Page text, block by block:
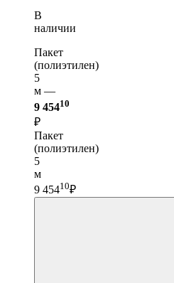
В
наличии
Пакет
(полиэтилен)
5
м —
9 45410
₽
Пакет
(полиэтилен)
5
м
9 45410₽